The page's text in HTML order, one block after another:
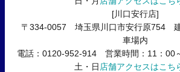
[川口安行店]
〒334-0057 埼玉県川口市安行原754
車場内
電話：0120-952-914 営業時間：11：00
土・日 店舗アクセスはこち